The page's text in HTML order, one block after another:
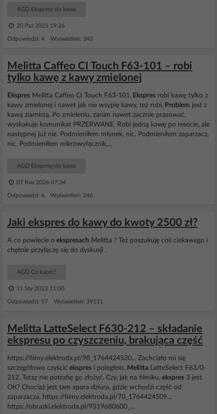
AGD Ekspresy do kawy
20 Paź 2025 19:26
Odpowiedzi: 4 Wyświetleń: 342
Melitta Caffeo CI Touch F63-101 – robi
tylko kawę z kawy zmielonej
Ekspres Melitta Caffeo CI Touch F63-101. Ekspres robi kawę tylko z
kawy zmielonej i nawet jak nie wsypię kawy, też robi. Problem jest z
kawą ziarnistą. Po zmieleniu, zanim nawet zacznie prasować,
wyskakuje komunikat PRZERWANE. Robi jedną kawę po resecie, ale
następnej już nie. Podmieniłem młynek, nic. Podmieniłem zaparzacz,
nic. Podmieniłem mikrowyłącznik,...
AGD Ekspresy do kawy
07 Kwi 2026 07:34
Odpowiedzi: 6 Wyświetleń: 246
Jaki ekspres do kawy do kwoty 2500 zł?
A co powiecie o ekspresach Melitta ? Też poszukuję coś ciekawego i
chętnie przyłączę się do dyskusji .
AGD Co kupić?
11 Sty 2023 11:00
Odpowiedzi: 57 Wyświetleń: 39111
Melitta LatteSelect F630-212 – składanie
ekspresu po czyszczeniu, brakująca część
https://filmy.elektroda.pl/98_1764424520... Zachciało mi się
szczegółowo czyścić ekspres i poległem. Melitta LatteSelect F63/0-
212. Teraz nie potrafię go złożyć. Czy, jak na filmiku, ekspres 3 jest
OK? Chociaż jest tam spora dziura, gdzie wchodzi część od
zaparzacza. https://filmy.elektroda.pl/70_1764424509...
https://obrazki.elektroda.pl/9319680600_...